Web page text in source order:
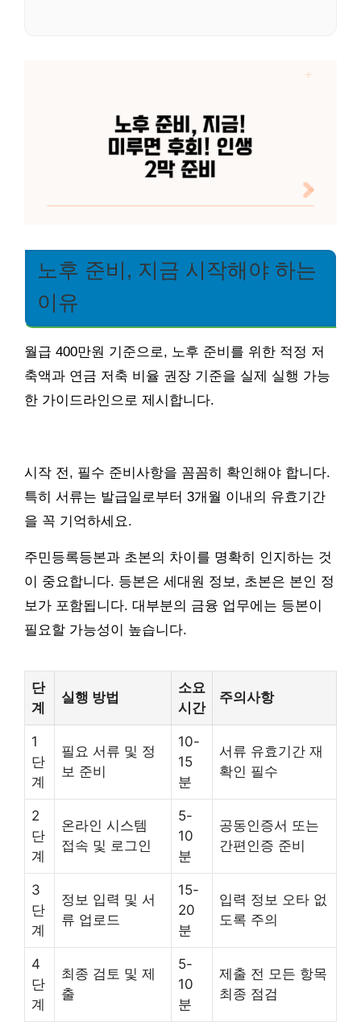
노후 준비, 지금 시작해야 하는
이유
월급 400만원 기준으로, 노후 준비를 위한 적정 저
축액과 연금 저축 비율 권장 기준을 실제 실행 가능
한 가이드라인으로 제시합니다.
시작 전, 필수 준비사항을 꼼꼼히 확인해야 합니다.
특히 서류는 발급일로부터 3개월 이내의 유효기간
을 꼭 기억하세요.
주민등록등본과 초본의 차이를 명확히 인지하는 것
이 중요합니다. 등본은 세대원 정보, 초본은 본인 정
보가 포함됩니다. 대부분의 금융 업무에는 등본이
필요할 가능성이 높습니다.
단
계
실행 방법
소요
시간
주의사항
1
단
계
필요 서류 및 정
보 준비
10-
15
분
서류 유효기간 재
확인 필수
2
단
계
온라인 시스템
접속 및 로그인
5-
10
분
공동인증서 또는
간편인증 준비
3
단
계
정보 입력 및 서
류 업로드
15-
20
분
입력 정보 오타 없
도록 주의
4
단
계
최종 검토 및 제
출
5-
10
분
제출 전 모든 항목
최종 점검